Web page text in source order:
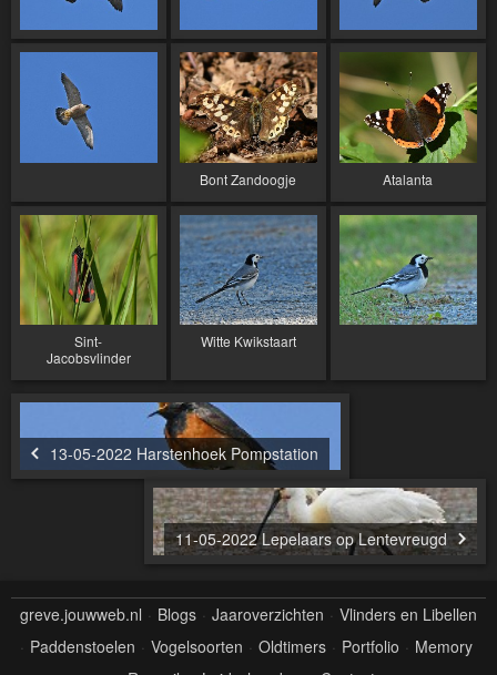
Bont Zandoogje Atalanta
Sint-
Jacobsvlinder
Witte Kwikstaart
13-05-2022 Harstenhoek Pompstation
11-05-2022 Lepelaars op Lentevreugd
greve.jouwweb.nl Blogs Jaaroverzichten
Vlinders en Libellen
Paddenstoelen
Vogelsoorten Oldtimers Portfolio
Memory